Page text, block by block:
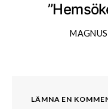
LÄMNA EN